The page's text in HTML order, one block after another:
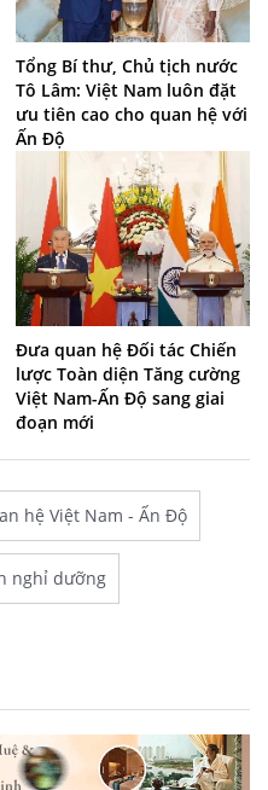
Tổng Bí thư, Chủ tịch nước
Tô Lâm: Việt Nam luôn đặt
ưu tiên cao cho quan hệ với
Ấn Độ
Đưa quan hệ Đối tác Chiến
lược Toàn diện Tăng cường
Việt Nam-Ấn Độ sang giai
đoạn mới
hệ Việt Nam - Ấn Độ
nghỉ dưỡng